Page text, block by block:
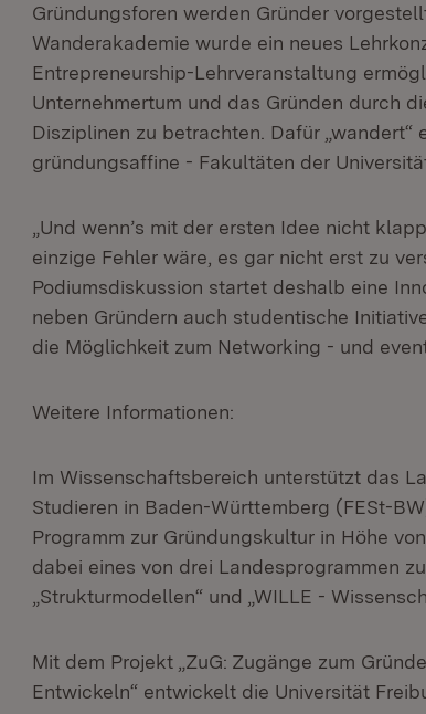
Gründungsforen werden Gründer
Wanderakademie wurde ein neues
Entrepreneurship-Lehrveranstaltung
Unternehmertum und das Gründen durch
Disziplinen zu betrachten. Dafür
gründungsaffine - Fakultäten der
„Und wenn’s mit der ersten Idee nicht
einzige Fehler wäre, es gar nicht erst zu
Podiumsdiskussion startet deshalb eine
neben Gründern auch studentische
die Möglichkeit zum Networking - und
Weitere Informationen:
Im Wissenschaftsbereich unterstützt das
Studieren in Baden-Württemberg (FESt-
Programm zur Gründungskultur in Höhe
dabei eines von drei Landesprogrammen
„Strukturmodellen“ und „WILLE -
Mit dem Projekt „ZuG: Zugänge zum
Entwickeln“ entwickelt die Universität